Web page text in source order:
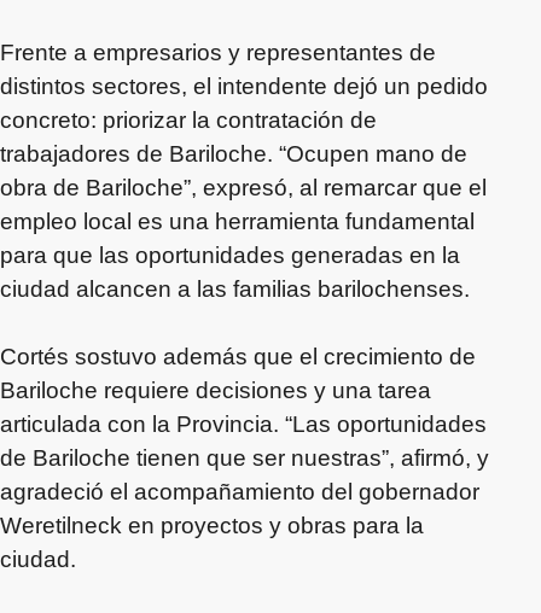
Frente a empresarios y representantes de
distintos sectores, el intendente dejó un pedido
concreto: priorizar la contratación de
trabajadores de Bariloche. “Ocupen mano de
obra de Bariloche”, expresó, al remarcar que el
empleo local es una herramienta fundamental
para que las oportunidades generadas en la
ciudad alcancen a las familias barilochenses.
Cortés sostuvo además que el crecimiento de
Bariloche requiere decisiones y una tarea
articulada con la Provincia. “Las oportunidades
de Bariloche tienen que ser nuestras”, afirmó, y
agradeció el acompañamiento del gobernador
Weretilneck en proyectos y obras para la
ciudad.